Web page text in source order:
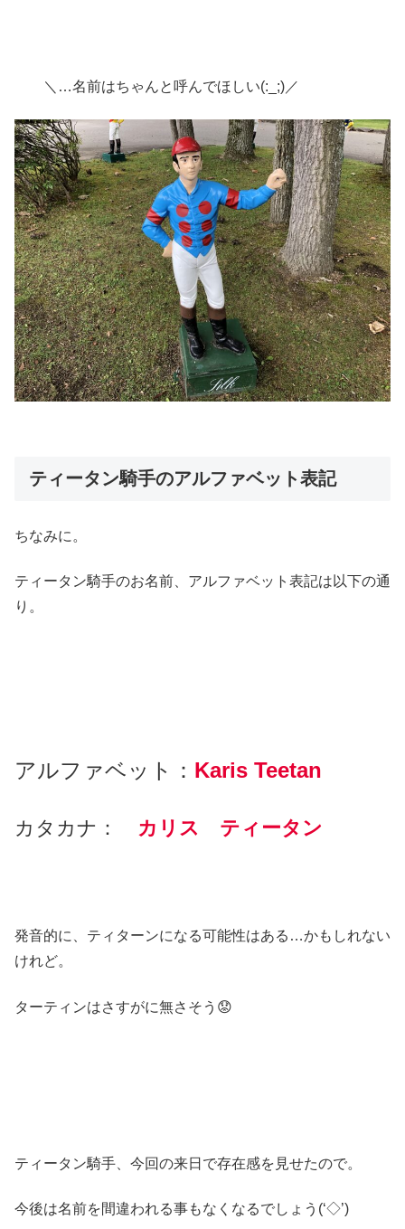
＼…名前はちゃんと呼んでほしい(:_;)／
ティータン騎手のアルファベット表記
ちなみに。
ティータン騎手のお名前、アルファベット表記は以下の通
り。
アルファベット： Karis Teetan
カタカナ： カリス ティータン
発音的に、ティターンになる可能性はある…かもしれない
けれど。
ターティンはさすがに無さそう😟
ティータン騎手、今回の来日で存在感を見せたので。
今後は名前を間違われる事もなくなるでしょう(‘◇’)ゞ